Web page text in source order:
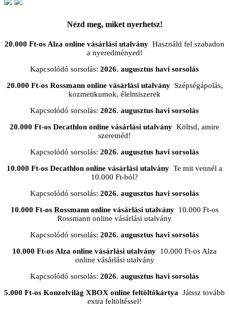
Nézd meg, miket nyerhetsz!
20.000 Ft-os Alza online vásárlási utalvány Használd fel szabadon
a nyeredményed!
Kapcsolódó sorsolás: 2026. augusztus havi sorsolás
20.000 Ft-os Rossmann online vásárlási utalványSzépségápolás,
kozmetikumok, élelmiszerek
Kapcsolódó sorsolás: 2026. augusztus havi sorsolás
20.000 Ft-os Decathlon online vásárlási utalvány Költsd, amire
szeretnéd!
Kapcsolódó sorsolás: 2026. augusztus havi sorsolás
10.000 Ft-os Decathlon online vásárlási utalvány Te mit vennél a
10.000 Ft-ból?
Kapcsolódó sorsolás: 2026. augusztus havi sorsolás
10.000 Ft-os Rossmann online vásárlási utalvány10.000 Ft-os
Rossmann online vásárlási utalvány
Kapcsolódó sorsolás: 2026. augusztus havi sorsolás
10.000 Ft-os Alza online vásárlási utalvány 10.000 Ft-os Alza
online vásárlási utalvány
Kapcsolódó sorsolás: 2026. augusztus havi sorsolás
5.000 Ft-os Konzolvilág XBOX online feltöltőkártya Játssz tovább
extra feltöltéssel!